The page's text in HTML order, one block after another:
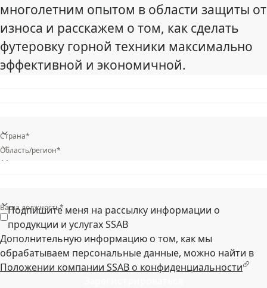
многолетним опытом в области защиты от
износа и расскажем о том, как сделать
футеровку горной техники максимально
эффективной и экономичной.
Страна*
Область/регион*
Ваша должность*
Подпишите меня на рассылку информации о
продукции и услугах SSAB
Дополнительную информацию о том, как мы
обрабатываем персональные данные, можно найти в
Положении компании SSAB о конфиденциальности